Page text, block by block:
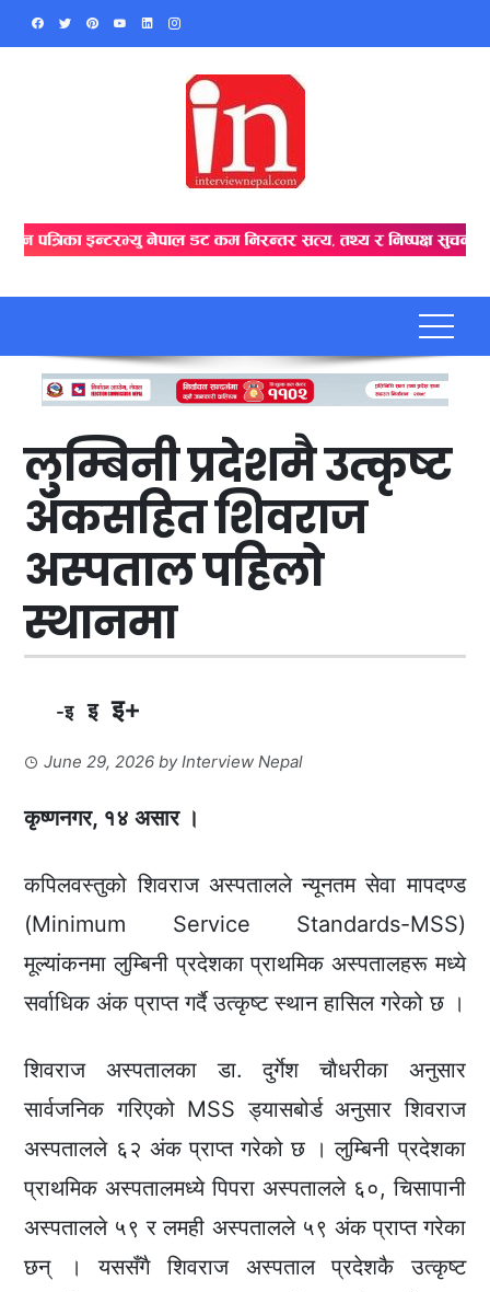
Skip
लुम्बिनी प्रदेशमै उत्कृष्ट
अंकसहित शिवराज
अस्पताल पहिलो
स्थानमा
-इ इ इ+
June 29, 2026 byInterview Nepal
कृष्णनगर, १४ असार ।
कपिलवस्तुको शिवराज अस्पतालले न्यूनतम सेवा मापदण्ड
(Minimum Service Standards-MSS)
मूल्यांकनमा लुम्बिनी प्रदेशका प्राथमिक अस्पतालहरू मध्ये
सर्वाधिक अंक प्राप्त गर्दै उत्कृष्ट स्थान हासिल गरेको छ ।
शिवराज अस्पतालका डा. दुर्गेश चाैधरीका अनुसार
सार्वजनिक गरिएको MSS ड्यासबोर्ड अनुसार शिवराज
अस्पतालले ६२ अंक प्राप्त गरेको छ । लुम्बिनी प्रदेशका
प्राथमिक अस्पतालमध्ये पिपरा अस्पतालले ६०, चिसापानी
अस्पतालले ५९ र लमही अस्पतालले ५९ अंक प्राप्त गरेका
छन् । यससँगै शिवराज अस्पताल प्रदेशकै उत्कृष्ट